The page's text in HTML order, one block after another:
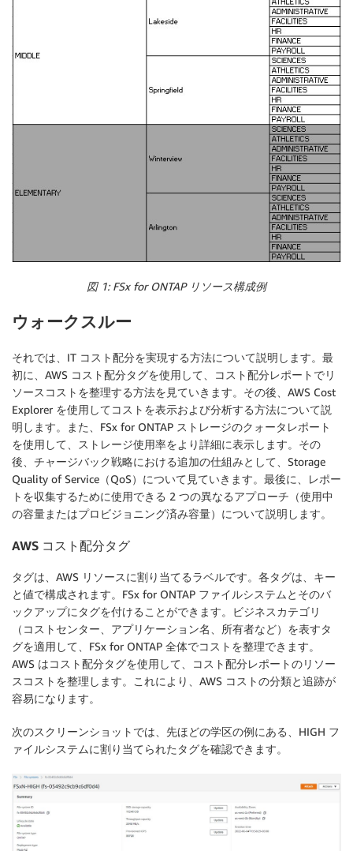
図 1: FSx for ONTAP リソース構成例
ウォークスルー
それでは、IT コスト配分を実現する方法について説明します。最
初に、AWS コスト配分タグを使用して、コスト配分レポートでリ
ソースコストを整理する方法を見ていきます。その後、AWS Cost
Explorer を使用してコストを表示および分析する方法について説
明します。また、FSx for ONTAP ストレージのクォータレポート
を使用して、ストレージ使用率をより詳細に表示します。その
後、チャージバック戦略における追加の仕組みとして、Storage
Quality of Service（QoS）について見ていきます。最後に、レポー
トを収集するために使用できる 2 つの異なるアプローチ（使用中
の容量またはプロビジョニング済み容量）について説明します。
AWS コスト配分タグ
タグは、AWS リソースに割り当てるラベルです。各タグは、キー
と値で構成されます。FSx for ONTAP ファイルシステムとそのバ
ックアップにタグを付けることができます。ビジネスカテゴリ
（コストセンター、アプリケーション名、所有者など）を表すタ
グを適用して、FSx for ONTAP 全体でコストを整理できます。
AWS はコスト配分タグを使用して、コスト配分レポートのリソー
スコストを整理します。これにより、AWS コストの分類と追跡が
容易になります。
次のスクリーンショットでは、先ほどの学区の例にある、HIGH フ
ァイルシステムに割り当てられたタグを確認できます。